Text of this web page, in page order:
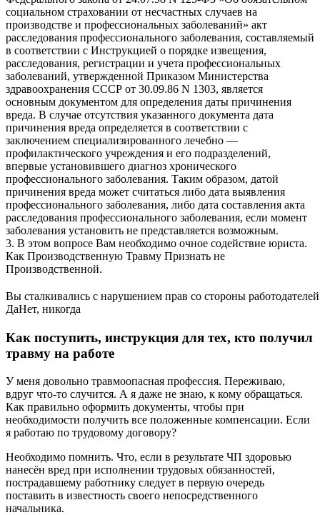
социальном страховании от несчастных случаев на
производстве и профессиональных заболеваний» акт
расследования профессионального заболевания, составляемый
в соответствии с Инструкцией о порядке извещения,
расследования, регистрации и учета профессиональных
заболеваний, утвержденной Приказом Министерства
здравоохранения СССР от 30.09.86 N 1303, является
основным документом для определения даты причинения
вреда. В случае отсутствия указанного документа дата
причинения вреда определяется в соответствии с
заключением специализированного лечебно —
профилактического учреждения и его подразделений,
впервые установившего диагноз хронического
профессионального заболевания. Таким образом, датой
причинения вреда может считаться либо дата выявления
профессионального заболевания, либо дата составления акта
расследования профессионального заболевания, если момент
заболевания установить не представляется возможным.
3. В этом вопросе Вам необходимо очное содействие юриста.
Как Производственную Травму Признать не
Производственной.
Вы сталкивались с нарушением прав со стороны
ДаНет, никогда
Как поступить, инструкция для тех, кто получил
травму на работе
У меня довольно травмоопасная профессия. Переживаю,
вдруг что-то случится. А я даже не знаю, к кому обращаться.
Как правильно оформить документы, чтобы при
необходимости получить все положенные компенсации. Если
я работаю по трудовому договору?
Необходимо помнить. Что, если в результате ЧП здоровью
нанесён вред при исполнении трудовых обязанностей,
пострадавшему работнику следует в первую очередь
поставить в известность своего непосредственного
начальника.